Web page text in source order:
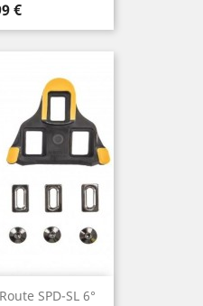
€
SPD-SL 6°